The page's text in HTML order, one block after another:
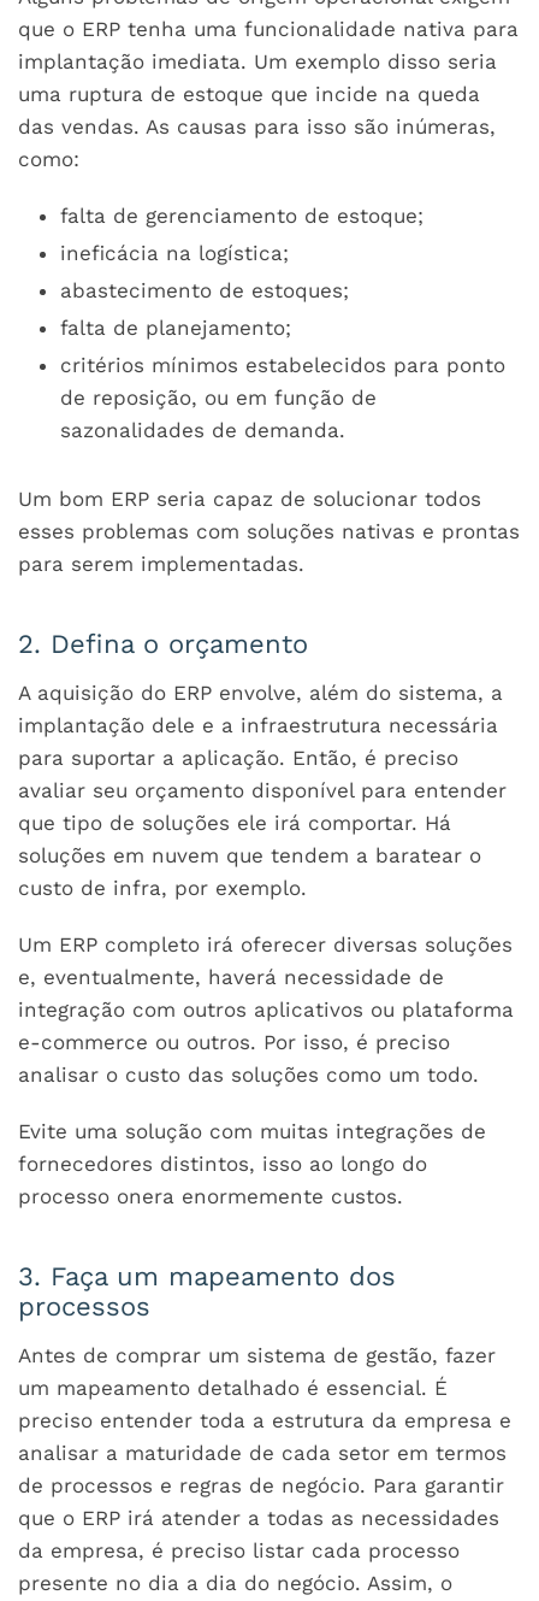
que o ERP tenha uma funcionalidade nativa para
implantação imediata. Um exemplo disso seria
uma ruptura de estoque que incide na queda
das vendas. As causas para isso são inúmeras,
como:
falta de gerenciamento de estoque;
ineficácia na logística;
abastecimento de estoques;
falta de planejamento;
critérios mínimos estabelecidos para ponto
de reposição, ou em função de
sazonalidades de demanda.
Um bom ERP seria capaz de solucionar todos
esses problemas com soluções nativas e prontas
para serem implementadas.
2. Defina o orçamento
A aquisição do ERP envolve, além do sistema, a
implantação dele e a infraestrutura necessária
para suportar a aplicação. Então, é preciso
avaliar seu orçamento disponível para entender
que tipo de soluções ele irá comportar. Há
soluções em nuvem que tendem a baratear o
custo de infra, por exemplo.
Um ERP completo irá oferecer diversas soluções
e, eventualmente, haverá necessidade de
integração com outros aplicativos ou plataforma
e-commerce ou outros. Por isso, é preciso
analisar o custo das soluções como um todo.
Evite uma solução com muitas integrações de
fornecedores distintos, isso ao longo do
processo onera enormemente custos.
3. Faça um mapeamento dos
processos
Antes de comprar um sistema de gestão, fazer
um mapeamento detalhado é essencial. É
preciso entender toda a estrutura da empresa e
analisar a maturidade de cada setor em termos
de processos e regras de negócio. Para garantir
que o ERP irá atender a todas as necessidades
da empresa, é preciso listar cada processo
presente no dia a dia do negócio. Assim, o